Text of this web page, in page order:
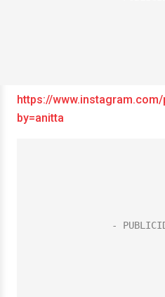
https://www.instagram.com/
by=anitta